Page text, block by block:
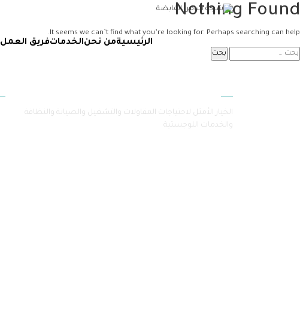
الرئيسيةمن نحنالخدماتفريق العمل
Nothing Found
It seems we can’t find what you’re looking for. Perhaps searching can help.
الخيار الأمثل لاحتياجات المقاولات والتشغيل والصيانة والنظافة
والخدمات اللوجستية